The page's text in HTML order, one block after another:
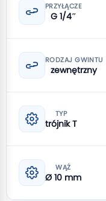
PRZYŁĄCZE
G 1/4″
RODZAJ GWINTU
zewnętrzny
TYP
trójnik T
WĄŻ
Ø 10 mm